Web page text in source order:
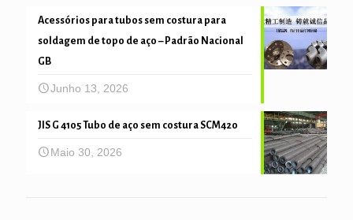
Acessórios para tubos sem costura para
soldagem de topo de aço – Padrão Nacional
GB
Junho 13, 2026
JIS G 4105 Tubo de aço sem costura SCM420
Maio 30, 2026